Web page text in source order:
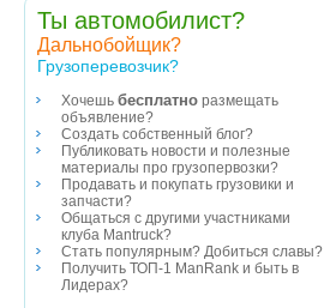
Ты автомобилист?
Дальнобойщик?
Грузоперевозчик?
Хочешь бесплатно размещать
объявление?
Создать собственный блог?
Публиковать новости и полезные
материалы про грузопервозки?
Продавать и покупать грузовики и
запчасти?
Общаться с другими участниками
клуба Mantruck?
Стать популярным? Добиться славы?
Получить ТОП-1 ManRank и быть в
Лидерах?